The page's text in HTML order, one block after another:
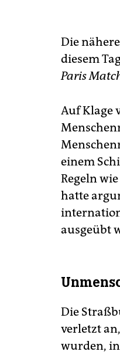
Die
diesem
Paris
Auf Klage
einem
Regeln
hatte
ausgeübt
Die
verletzt
wurden,